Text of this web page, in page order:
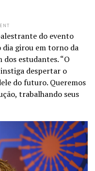
do evento
dia girou em torno da
estudantes. “O
despertar o
do futuro. Queremos
trabalhando seus